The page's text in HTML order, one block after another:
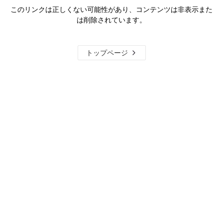
このリンクは正しくない可能性があり、コンテンツは非表示また
は削除されています。
トップページ